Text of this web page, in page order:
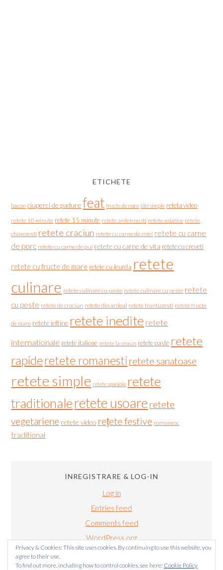
ETICHETE
bacon ciuperci de padure feat fructe de mare idei simple reteta video
retete 10 minute retete 15 minute retete ardelenesti retete asiatice retete
chinezesti retete craciun retete cu carne de miel retete cu carne
de porc retete cu carne de pui retete cu carne de vita retete cu creveti
retete cu fructe de mare retete cu leurda retete
culinare retete culinare cu paste retete culinare cu peste retete
cu peste retete de craciun retete din ardeal retete frantuzesti retete fructe
de mare retete ieftine retete inedite retete
internationale retete italiene retete la ceaun retete paste retete
rapideretete romanesti retete sanatoase
retete simple retete spaniole retete
traditionaleretete usoare retete
vegetariene retete video rețete festive romanesc
traditional
Privacy & Cookies: This site uses cookies. By continuing to use this website, you
agree to their use.
To find out more, including how to control cookies, see here: Cookie Policy
INREGISTRARE & LOG-IN
Log in
Entries feed
Comments feed
WordPress.org